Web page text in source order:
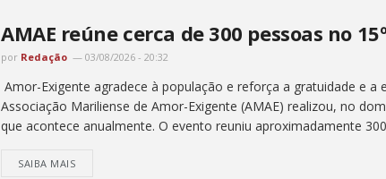
AMAE reúne cerca de 300 pessoas no
por Redação 03/08/2026 - 20:32
Amor-Exigente agradece à população e reforça a gratuidade e
Associação Mariliense de Amor-Exigente (AMAE) realizou, no
que acontece anualmente. O evento reuniu aproximadamente
SAIBA MAIS